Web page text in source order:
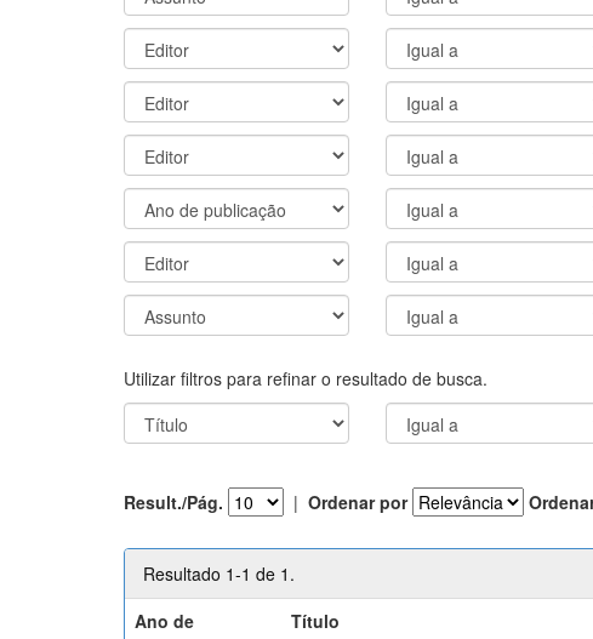
Utilizar filtros para refinar o resultado de busca.
Result./Pág. | Ordenar por
Resultado 1-1 de 1.
Ano de
Título